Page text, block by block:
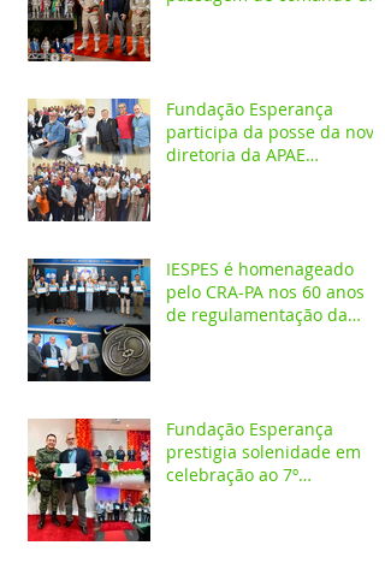
Fundação Esperança
participa da posse da nova
diretoria da APAE
IESPES é homenageado
pelo CRA-PA nos 60 anos
de regulamentação da
Fundação Esperança
prestigia solenidade em
celebração ao 7º